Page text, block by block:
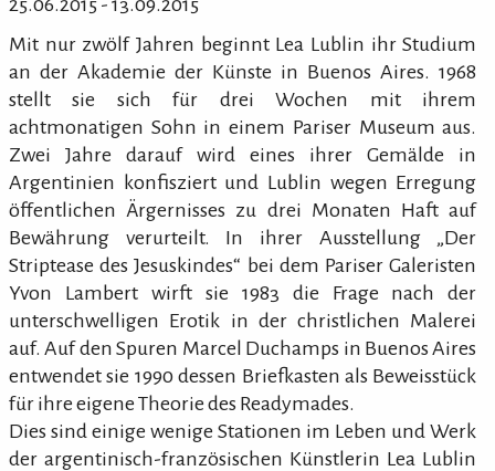
Mit nur zwölf Jahren beginnt Lea Lublin ihr Studium
an der Akademie der Künste in Buenos Aires. 1968
stellt sie sich für drei Wochen mit ihrem
achtmonatigen Sohn in einem Pariser Museum aus.
Zwei Jahre darauf wird eines ihrer Gemälde in
Argentinien konfisziert und Lublin wegen Erregung
öffentlichen Ärgernisses zu drei Monaten Haft auf
Bewährung verurteilt. In ihrer Ausstellung „Der
Striptease des Jesuskindes“ bei dem Pariser Galeristen
Yvon Lambert wirft sie 1983 die Frage nach der
unterschwelligen Erotik in der christlichen Malerei
auf. Auf den Spuren Marcel Duchamps in Buenos Aires
entwendet sie 1990 dessen Briefkasten als Beweisstück
für ihre eigene Theorie des Readymades.
Dies sind einige wenige Stationen im Leben und Werk
der argentinisch-französischen Künstlerin Lea Lublin